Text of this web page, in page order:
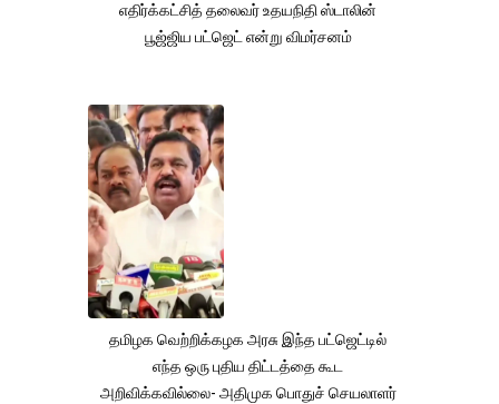
எதிர்க்கட்சித் தலைவர் உதயநிதி ஸ்டாலின்
பூஜ்ஜிய பட்ஜெட் என்று விமர்சனம்
தமிழக வெற்றிக்கழக அரசு இந்த பட்ஜெட்டில்
எந்த ஒரு புதிய திட்டத்தை கூட
அறிவிக்கவில்லை- அதிமுக பொதுச் செயலாளர்